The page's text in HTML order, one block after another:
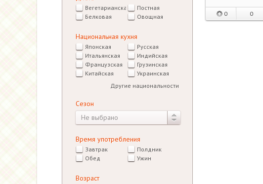
0 0
Вегетарианская
Постная
Белковая
Овощная
Национальная кухня
Японская
Русская
Итальянская
Индийская
Французская
Грузинская
Китайская
Украинская
Другие национальности
Сезон
Не выбрано
Время употребления
Завтрак
Полдник
Обед
Ужин
Возраст